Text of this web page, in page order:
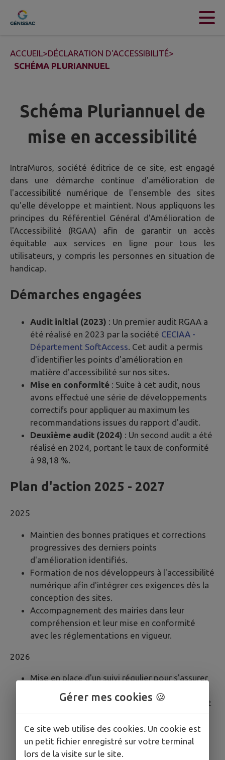
Contenu
ACCUEIL>DÉCLARATION D'ACCESSIBILITÉ>
SCHÉMA PLURIANNUEL
Schéma Pluriannuel de
mise en accessibilité
IntraMuros, société éditrice de ce site, est engagé
dans une démarche continue d'amélioration de
l'accessibilité numérique de l'ensemble des sites
qu'elle développe et maintient. Nous appliquons les
principes du Référentiel Général d'Amélioration de
l'Accessibilité (RGAA) afin de garantir un accès
équitable aux services en ligne pour tous les
utilisateurs, y compris les personnes en situation de
handicap.
Démarches engagées
Audit initial (2023) : Un premier audit RGAA a
été réalisé en 2023 par la société CECIAA -
Département SoftAccess . Cet audit a permis
d'identifier les points d'amélioration en
matière d'accessibilité sur nos sites.
Mise en conformité : Suite à cet audit, nous
avons effectué une série de développements
correctifs pour appliquer au maximum les
recommandations issues du rapport d'audit.
Deuxième audit (2024) : Un second audit a été
réalisé en 2024, portant le taux de conformité
à 98,18 %.
Plan d'action 2025 - 2027
2025
Maintien des bonnes pratiques et corrections
progressives des derniers points
d'amélioration identifiés.
Formation de nos développeurs à l'accessibilité
numérique afin d'intégrer ces exigences dès la
conception des sites.
Accompagnement des mairies dans leur
compréhension et leur mise en conformité
avec les réglementations en vigueur.
2026
Mise en place d'un suivi régulier pour s'assurer
du maintien de la conformité.
Poursuite de la formation des développeurs et
sensibilisation des rédacteurs de contenu.
Adaptation aux éventuelles évolutions du
RGAA et des réglementations en matière
d'accessibilité numérique.
Gérer mes cookies 🍪
Ce site web utilise des cookies. Un cookie est
un petit fichier enregistré sur votre terminal
lors de la visite sur le site.